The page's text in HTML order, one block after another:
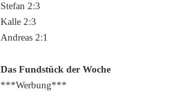
Stefan 2:3
Kalle 2:3
Andreas 2:1
Das Fundstück der Woche
***Werbung***